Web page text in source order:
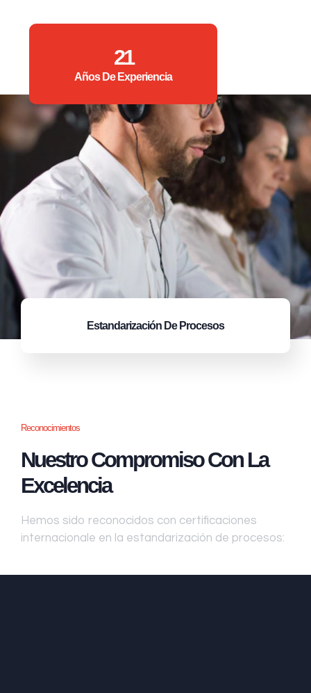
21
Años De Experiencia
Estandarización De Procesos
Reconocimientos
Nuestro Compromiso Con La
Excelencia
Hemos sido reconocidos con certificaciones
internacionale en la estandarización de procesos: